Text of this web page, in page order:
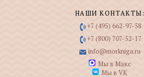
НАШИ КОНТАКТЫ:
+7 (495) 662-97-58
+7 (800) 707-52-17
info@morkniga.ru
Мы в Макс
Мы в VK